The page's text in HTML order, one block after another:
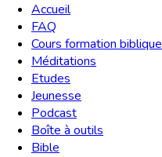
Accueil
FAQ
Cours formation biblique
Méditations
Etudes
Jeunesse
Podcast
Boîte à outils
Bible